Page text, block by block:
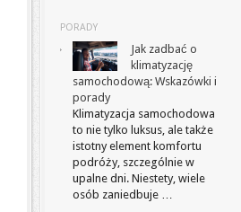
PORADY
Jak zadbać o
klimatyzację
samochodową: Wskazówki i
porady
Klimatyzacja samochodowa
to nie tylko luksus, ale także
istotny element komfortu
podróży, szczególnie w
upalne dni. Niestety, wiele
osób zaniedbuje …